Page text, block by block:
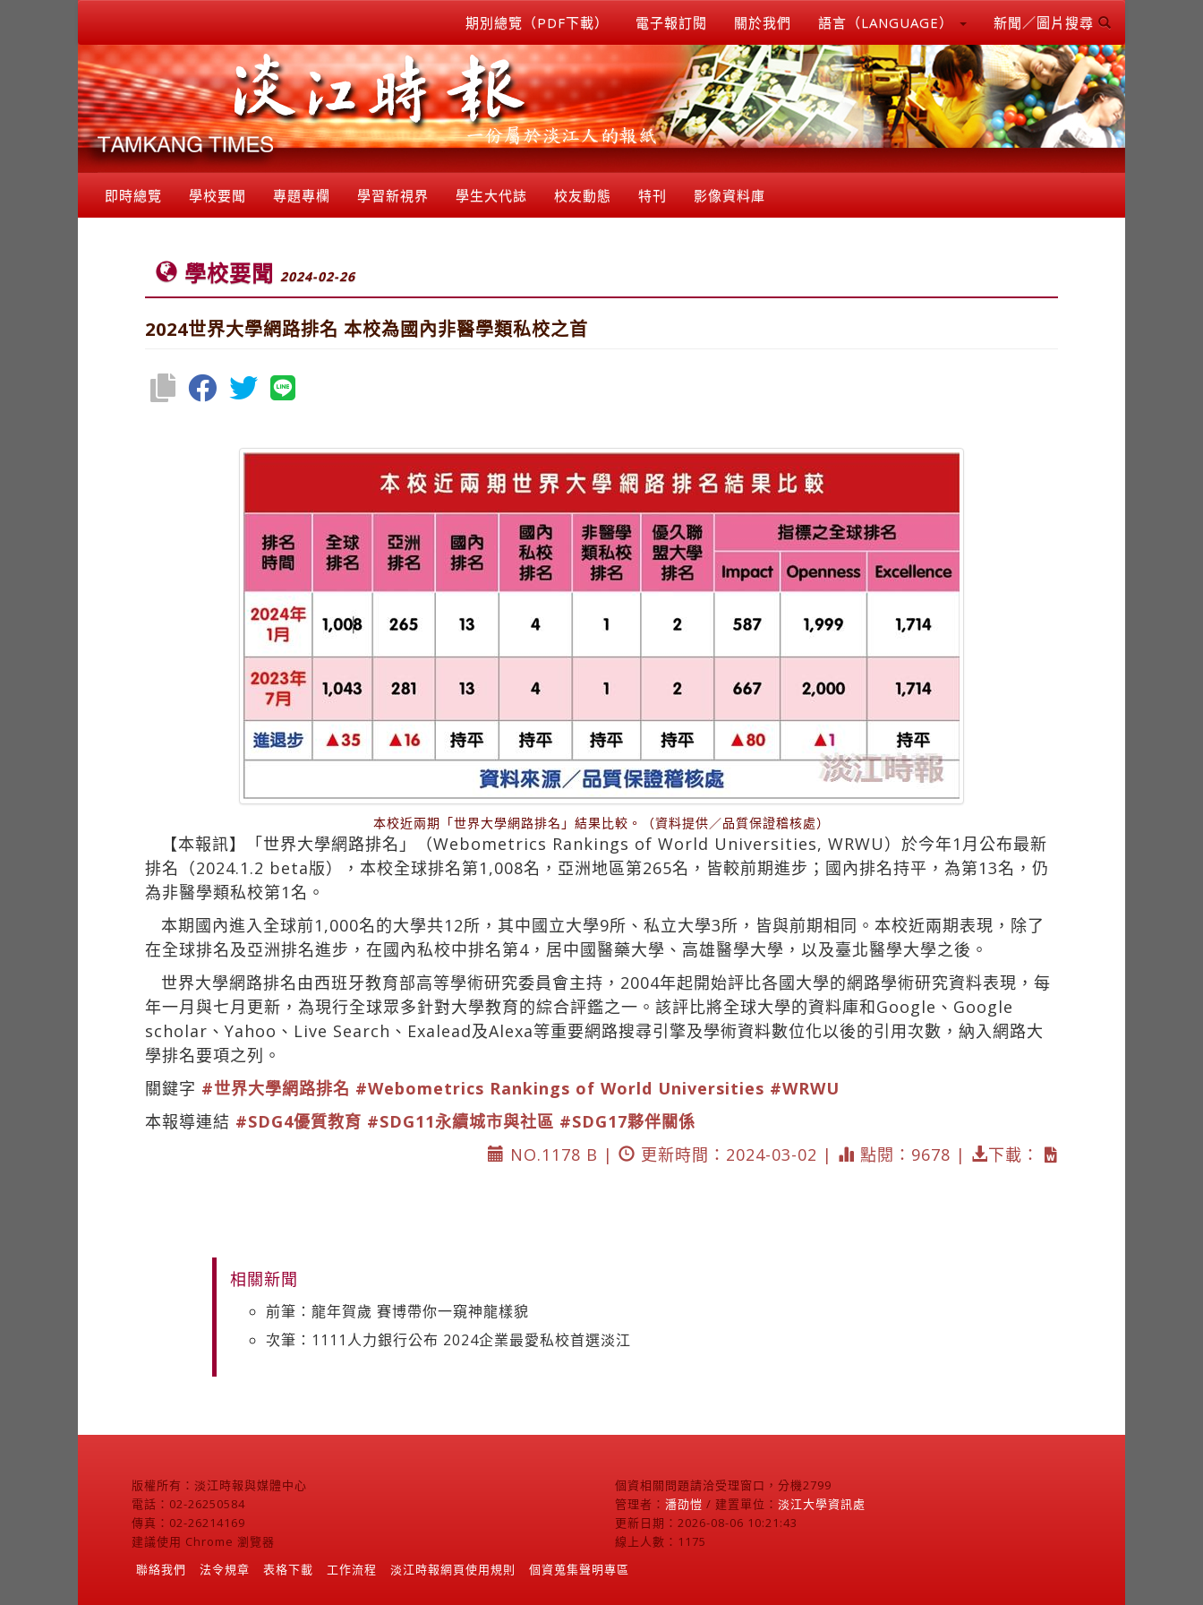
期別總覽（PDF下載） 電子報訂閱 關於我們 語言（LANGUAGE） 新聞／圖片搜尋
即時總覽 學校要聞 專題專欄 學習新視界 學生大代誌 校友動態 特刊 影像資料庫
學校要聞 2024-02-26
2024世界大學網路排名 本校為國內非醫學類私校之首
本校近兩期「世界大學網路排名」結果比較。（資料提供／品質保證稽核處）
【本報訊】「世界大學網路排名」（Webometrics Rankings of World Universities, WRWU）於今年1月公布最新
排名（2024.1.2 beta版），本校全球排名第1,008名，亞洲地區第265名，皆較前期進步；國內排名持平，為第13名，仍
為非醫學類私校第1名。
本期國內進入全球前1,000名的大學共12所，其中國立大學9所、私立大學3所，皆與前期相同。本校近兩期表現，除了
在全球排名及亞洲排名進步，在國內私校中排名第4，居中國醫藥大學、高雄醫學大學，以及臺北醫學大學之後。
世界大學網路排名由西班牙教育部高等學術研究委員會主持，2004年起開始評比各國大學的網路學術研究資料表現，每
年一月與七月更新，為現行全球眾多針對大學教育的綜合評鑑之一。該評比將全球大學的資料庫和Google、Google
scholar、Yahoo、Live Search、Exalead及Alexa等重要網路搜尋引擎及學術資料數位化以後的引用次數，納入網路大
學排名要項之列。
關鍵字 #世界大學網路排名 #Webometrics Rankings of World Universities #WRWU
本報導連結 #SDG4優質教育 #SDG11永續城市與社區 #SDG17夥伴關係
NO.1178 B |
更新時間：2024-03-02 | 點閱：9678 | 下載：
相關新聞
前筆：龍年賀歲 賽博帶你一窺神龍樣貌
次筆：1111人力銀行公布 2024企業最愛私校首選淡江
版權所有：淡江時報與媒體中心
電話：02-26250584
傳真：02-26214169
建議使用 Chrome 瀏覽器
個資相關問題請洽受理窗口，分機2799
管理者： 潘劭愷 / 建置單位： 淡江大學資訊處
更新日期：2026-08-06 10:21:43
線上人數：1175
聯絡我們
法令規章 表格下載 工作流程 淡江時報網頁使用規則 個資蒐集聲明專區